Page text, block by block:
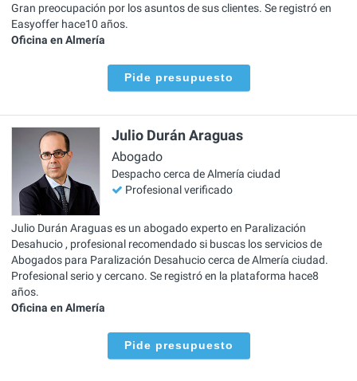
Gran preocupación por los asuntos de sus clientes. Se registró en
Easyoffer hace10 años.
Oficina en Almería
Pide presupuesto
Julio Durán Araguas
Abogado
Despacho cerca de Almería ciudad
Profesional verificado
Julio Durán Araguas es un abogado experto en Paralización
Desahucio , profesional recomendado si buscas los servicios de
Abogados para Paralización Desahucio cerca de Almería ciudad.
Profesional serio y cercano. Se registró en la plataforma hace8
años.
Oficina en Almería
Pide presupuesto